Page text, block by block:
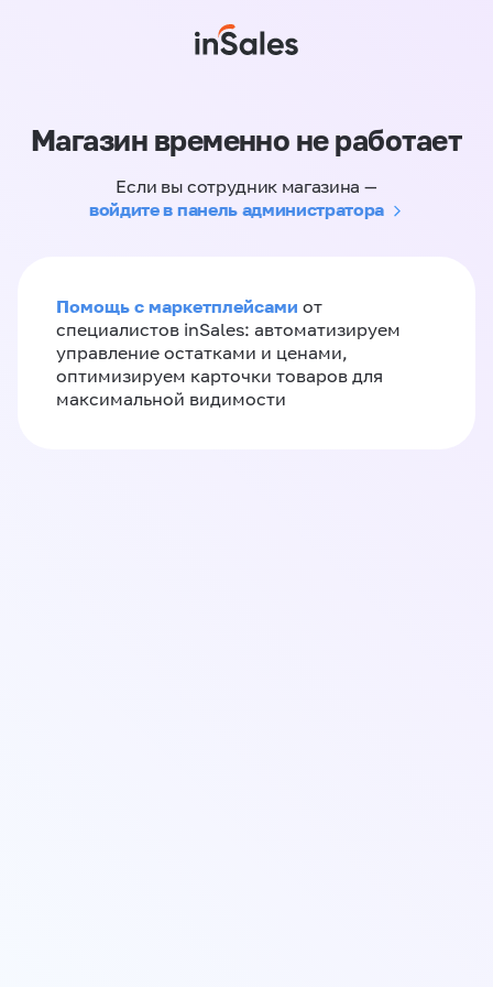
Магазин временно не работает
Если вы сотрудник магазина —
войдите в панель администратора
Помощь с маркетплейсами от
специалистов inSales: автоматизируем
управление остатками и ценами,
оптимизируем карточки товаров для
максимальной видимости